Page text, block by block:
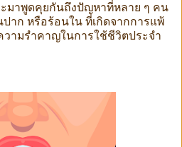
มาพูดคุยกันถึงปัญหาที่หลาย ๆ คน
าก หรือร้อนใน ที่เกิดจากการแพ้
ามรำคาญในการใช้ชีวิตประจำ